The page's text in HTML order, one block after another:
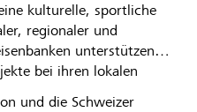
kulturelle, sportliche
regionaler und
unterstützen
bei ihren lokalen
und die Schweizer